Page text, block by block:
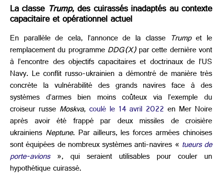
La classe Trump, des cuirassés inadaptés au contexte
capacitaire et opérationnel actuel
En parallèle de cela, l’annonce de la classe Trumpet le
remplacement du programmeDDG(X)par cette dernière vont
à l’encontre des objectifs capacitaires et doctrinaux de l’US
Navy. Le conflit russo-ukrainien a démontré de manière très
concrète la vulnérabilité des grands navires face à des
systèmes d’armes bien moins coûteux via l’exemple du
croiseur russe Moskva, coulé le 14 avril 2022 en Mer Noire
après avoir été frappé par deux missiles de croisière
ukrainiens Neptune. Par ailleurs, les forces armées chinoises
sont équipées de nombreux systèmes anti-navires « tueurs de
porte-avions», qui seraient utilisables pour couler un
hypothétique cuirassé.